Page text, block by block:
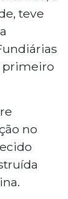
teve
primeiro
no